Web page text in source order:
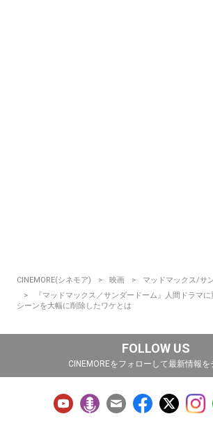
CINEMORE(シネモア) 映画
マッドマックス/サ
『マッドマックス／サンダードーム』人間ドラマ
シーンを大幅に削除したワケとは
FOLLOW US
CINEMOREをフォローして最新情報を